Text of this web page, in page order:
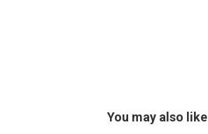
You may also like